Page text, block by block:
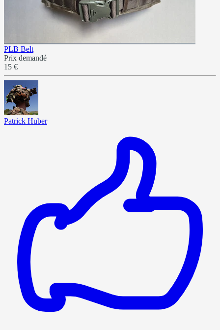
PLB Belt
Prix demandé
15 €
Patrick Huber